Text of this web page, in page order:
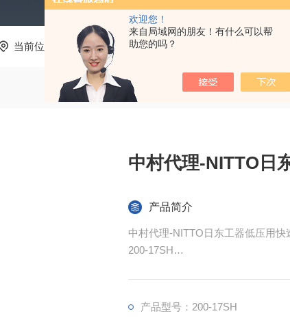
欢迎您！
来自局域网的朋友！有什么可以帮
助您的吗？
当前位置： 首页 产品中心 测量工具、五金工具
中村代理-NITTO日
产品简介
中村代理-NITTO日东工器低压用快
200-17SH
产品型号：200-17SH